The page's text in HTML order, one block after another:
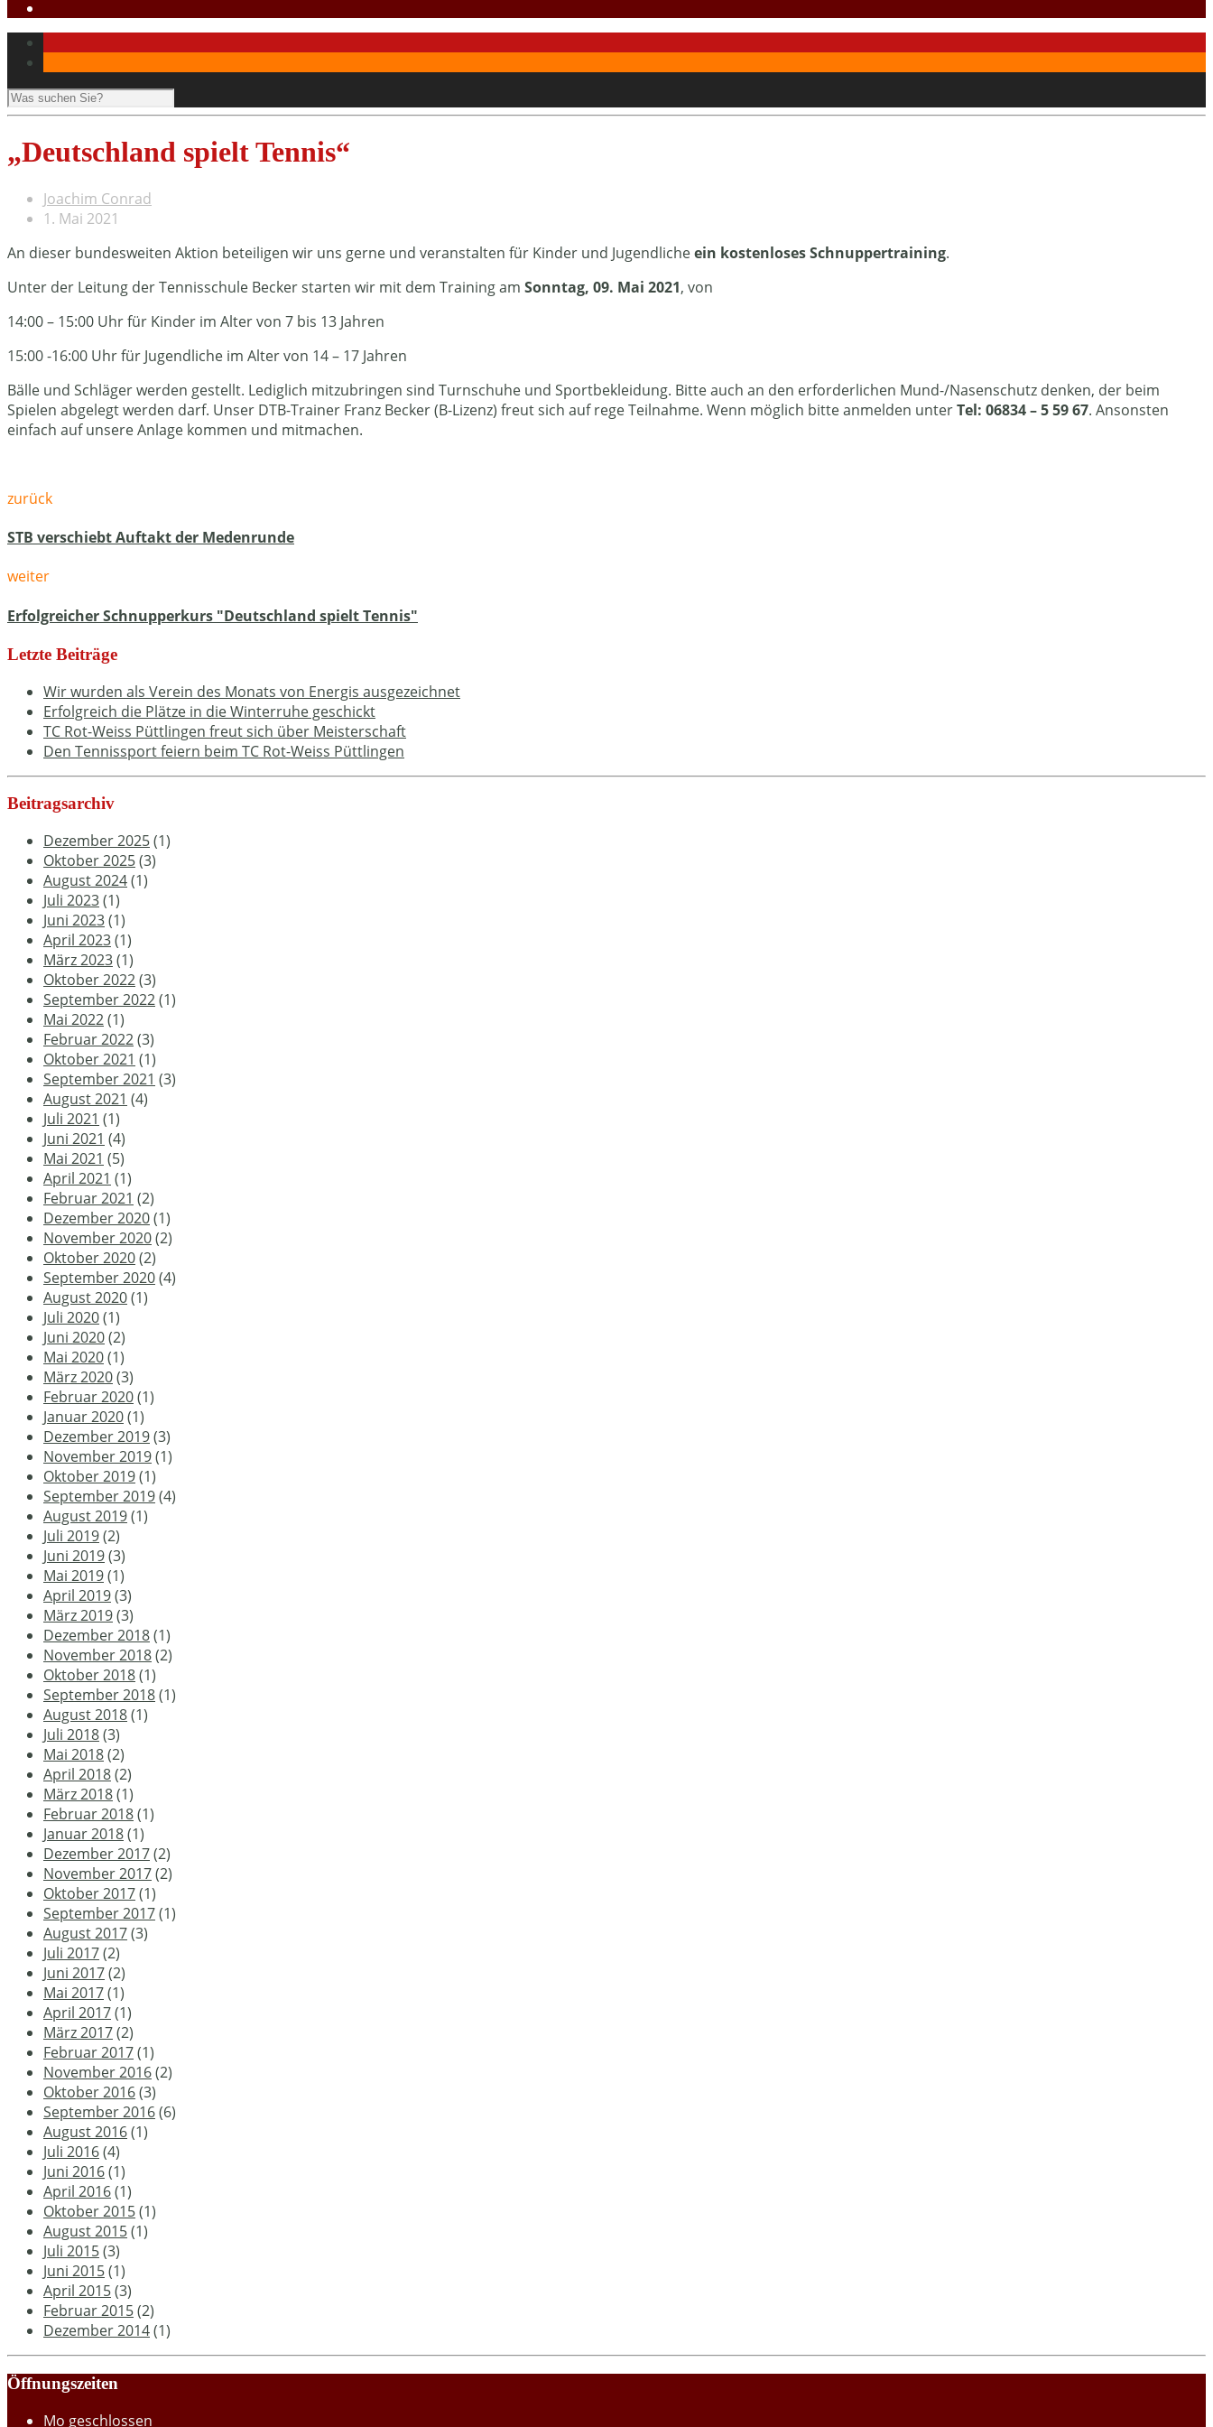
„Deutschland spielt Tennis“
Joachim Conrad
1. Mai 2021
An dieser bundesweiten Aktion beteiligen wir uns gerne und veranstalten für Kinder und Jugendlicheein kostenloses Schnuppertraining.
Unter der Leitung der Tennisschule Becker starten wir mit dem Training am Sonntag, 09. Mai 2021, von
14:00 – 15:00 Uhr für Kinder im Alter von 7 bis 13 Jahren
15:00 -16:00 Uhr für Jugendliche im Alter von 14 – 17 Jahren
Bälle und Schläger werden gestellt. Lediglich mitzubringen sind Turnschuhe und Sportbekleidung. Bitte auch an den erforderlichen Mund-/Nasenschutz denken, der beim
Spielen abgelegt werden darf. Unser DTB-Trainer Franz Becker (B-Lizenz) freut sich auf rege Teilnahme. Wenn möglich bitte anmelden unterTel: 06834 – 5 59 67. Ansonsten
einfach auf unsere Anlage kommen und mitmachen.
zurück
STB verschiebt Auftakt der Medenrunde
weiter
Erfolgreicher Schnupperkurs "Deutschland spielt Tennis"
Letzte Beiträge
Wir wurden als Verein des Monats von Energis ausgezeichnet
Erfolgreich die Plätze in die Winterruhe geschickt
TC Rot-Weiss Püttlingen freut sich über Meisterschaft
Den Tennissport feiern beim TC Rot-Weiss Püttlingen
Beitragsarchiv
Dezember 2025(1)
Oktober 2025(3)
August 2024(1)
Juli 2023(1)
Juni 2023(1)
April 2023(1)
März 2023(1)
Oktober 2022(3)
September 2022(1)
Mai 2022(1)
Februar 2022(3)
Oktober 2021 (1)
September 2021 (3)
August 2021 (4)
Juli 2021 (1)
Juni 2021 (4)
Mai 2021 (5)
April 2021 (1)
Februar 2021 (2)
Dezember 2020(1)
November 2020(2)
Oktober 2020(2)
September 2020(4)
August 2020(1)
Juli 2020(1)
Juni 2020(2)
Mai 2020(1)
März 2020(3)
Februar 2020(1)
Januar 2020(1)
Dezember 2019(3)
November 2019(1)
Oktober 2019(1)
September 2019(4)
August 2019(1)
Juli 2019(2)
Juni 2019(3)
Mai 2019(1)
April 2019(3)
März 2019(3)
Dezember 2018(1)
November 2018(2)
Oktober 2018(1)
September 2018(1)
August 2018(1)
Juli 2018(3)
Mai 2018(2)
April 2018(2)
März 2018(1)
Februar 2018(1)
Januar 2018(1)
Dezember 2017(2)
November 2017(2)
Oktober 2017(1)
September 2017(1)
August 2017(3)
Juli 2017(2)
Juni 2017(2)
Mai 2017(1)
April 2017(1)
März 2017(2)
Februar 2017(1)
November 2016(2)
Oktober 2016(3)
September 2016(6)
August 2016(1)
Juli 2016(4)
Juni 2016(1)
April 2016(1)
Oktober 2015(1)
August 2015(1)
Juli 2015(3)
Juni 2015(1)
April 2015(3)
Februar 2015(2)
Dezember 2014(1)
Öffnungszeiten
Mo geschlossen